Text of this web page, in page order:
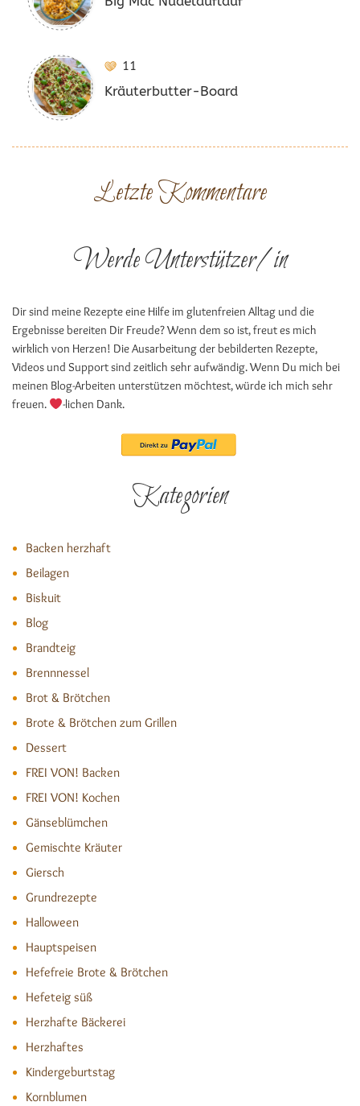
11
Kräuterbutter-Board
Letzte Kommentare
Werde Unterstützer/in
Dir sind meine Rezepte eine Hilfe im glutenfreien Alltag und die
Ergebnisse bereiten Dir Freude? Wenn dem so ist, freut es mich
wirklich von Herzen! Die Ausarbeitung der bebilderten Rezepte,
Videos und Support sind zeitlich sehr aufwändig. Wenn Du mich bei
meinen Blog-Arbeiten unterstützen möchtest, würde ich mich sehr
freuen.
-lichen Dank.
Kategorien
Backen herzhaft
Beilagen
Biskuit
Blog
Brandteig
Brennnessel
Brot & Brötchen
Brote & Brötchen zum Grillen
Dessert
FREI VON! Backen
FREI VON! Kochen
Gänseblümchen
Gemischte Kräuter
Giersch
Grundrezepte
Halloween
Hauptspeisen
Hefefreie Brote & Brötchen
Hefeteig süß
Herzhafte Bäckerei
Herzhaftes
Kindergeburtstag
Kornblumen